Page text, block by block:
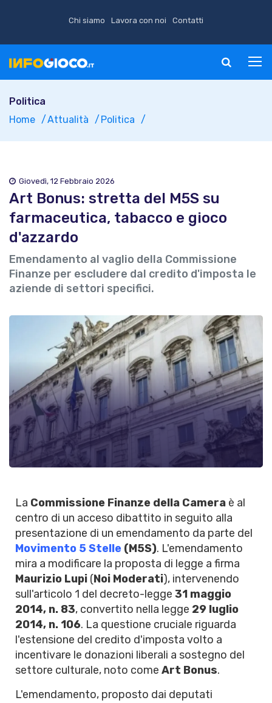
Chi siamo Lavora con noi Contatti
Politica
Home
Attualità Politica
Giovedì, 12 Febbraio 2026
Art Bonus: stretta del M5S su
farmaceutica, tabacco e gioco
d'azzardo
Emendamento al vaglio della Commissione
Finanze per escludere dal credito d'imposta le
aziende di settori specifici.
La Commissione Finanze della Camera è al
centro di un acceso dibattito in seguito alla
presentazione di un emendamento da parte del
Movimento 5 Stelle (M5S). L'emendamento
mira a modificare la proposta di legge a firma
Maurizio Lupi (Noi Moderati), intervenendo
sull'articolo 1 del decreto-legge 31 maggio
2014, n. 83, convertito nella legge 29 luglio
2014, n. 106. La questione cruciale riguarda
l'estensione del credito d'imposta volto a
incentivare le donazioni liberali a sostegno del
settore culturale, noto come Art Bonus.
L'emendamento, proposto dai deputati